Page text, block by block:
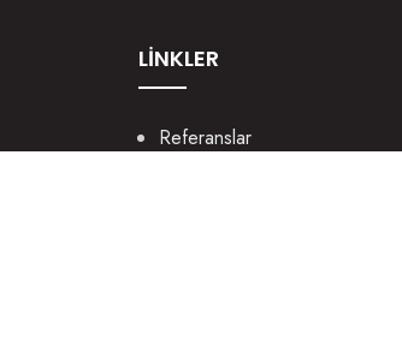
LİNKLER
Referanslar